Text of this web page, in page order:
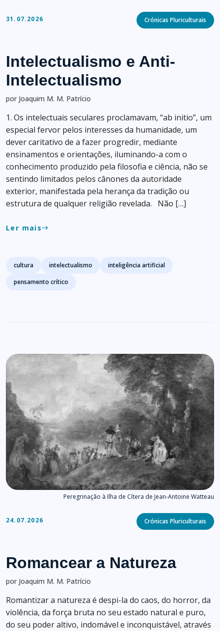
31.07.2026 Categories
Crónicas Pluriculturais
Intelectualismo e Anti-
Intelectualismo
por Joaquim M. M. Patrício
1. Os intelectuais seculares proclamavam, “ab initio”, um
especial fervor pelos interesses da humanidade, um
dever caritativo de a fazer progredir, mediante
ensinamentos e orientações, iluminando-a com o
conhecimento produzido pela filosofia e ciência, não se
sentindo limitados pelos cânones da autoridade
exterior, manifestada pela herança da tradição ou
estrutura de qualquer religião revelada. Não […]
Ler maiseast
Tags
cultura intelectualismo
inteligência artificial
pensamento crítico
Peregrinação à Ilha de Cítera de Jean-Antoine Watteau
24.07.2026 Categories
Crónicas Pluriculturais
Romancear a Natureza
por Joaquim M. M. Patrício
Romantizar a natureza é despi-la do caos, do horror, da
violência, da força bruta no seu estado natural e puro,
do seu poder altivo, indomável e inconquistável, através